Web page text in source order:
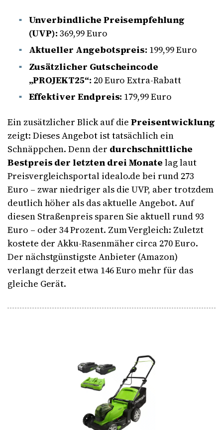
Unverbindliche Preisempfehlung
(UVP): 369,99 Euro
Aktueller Angebotspreis: 199,99 Euro
Zusätzlicher Gutscheincode
„PROJEKT25“: 20 Euro Extra-Rabatt
Effektiver Endpreis: 179,99 Euro
Ein zusätzlicher Blick auf diePreisentwicklung
zeigt: Dieses Angebot ist tatsächlich ein
Schnäppchen. Denn der durchschnittliche
Bestpreis der letzten drei Monate lag laut
Preisvergleichsportal idealo.de bei rund 273
Euro – zwar niedriger als die UVP, aber trotzdem
deutlich höher als das aktuelle Angebot. Auf
diesen Straßenpreis sparen Sie aktuell rund 93
Euro – oder 34 Prozent. Zum Vergleich: Zuletzt
kostete der Akku-Rasenmäher circa 270 Euro.
Der nächstgünstigste Anbieter (Amazon)
verlangt derzeit etwa 146 Euro mehr für das
gleiche Gerät.